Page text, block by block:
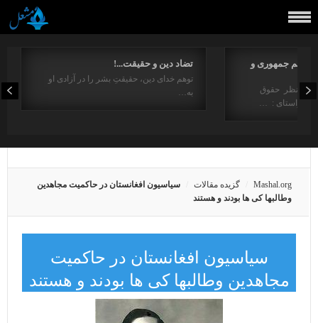
تضاد دین و حقیقت...!
توهم خدای دین، حقیقتِ بشر را در آزادی او
به…
جمهوری و
از منظر حقوق
در راستای : …
Mashal.org گزیده مقالات
سیاسیون افغانستان در حاکمیت مجاهدین
وطالبها کی ها بودند و هستند
سیاسیون افغانستان در حاکمیت
مجاهدین وطالبها کی ها بودند و هستند